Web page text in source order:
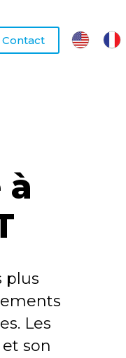
Contact
plus
Les
son